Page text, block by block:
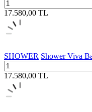
17.580,00 TL
SHOWER Shower Viva
17.580,00 TL